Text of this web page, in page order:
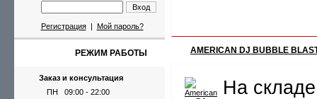
Вход
Регистрация| Мой пароль?
РЕЖИМ РАБОТЫ
Заказ и консультация
ПН
09:00 - 22:00
AMERICAN DJ BUBBLE
На